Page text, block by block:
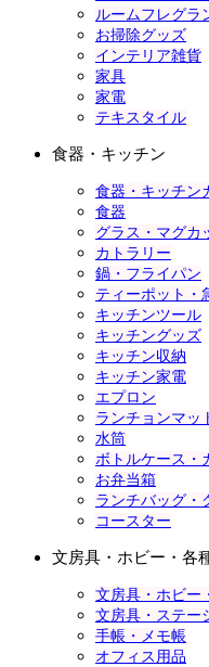
ルームフレグラ
お掃除グッズ
インテリア雑貨
家具
家電
テキスタイル
食器・キッチン
食器・キッチン
食器
グラス・マグカ
カトラリー
鍋・フライパン
ティーポット・
キッチンツール
キッチングッズ
キッチン収納
キッチン家電
エプロン
ランチョンマッ
水筒
ボトルケース・
お弁当箱
ランチバッグ・
コースター
文房具・ホビー・各
文房具・ホビー
文房具・ステー
手帳・メモ帳
オフィス用品